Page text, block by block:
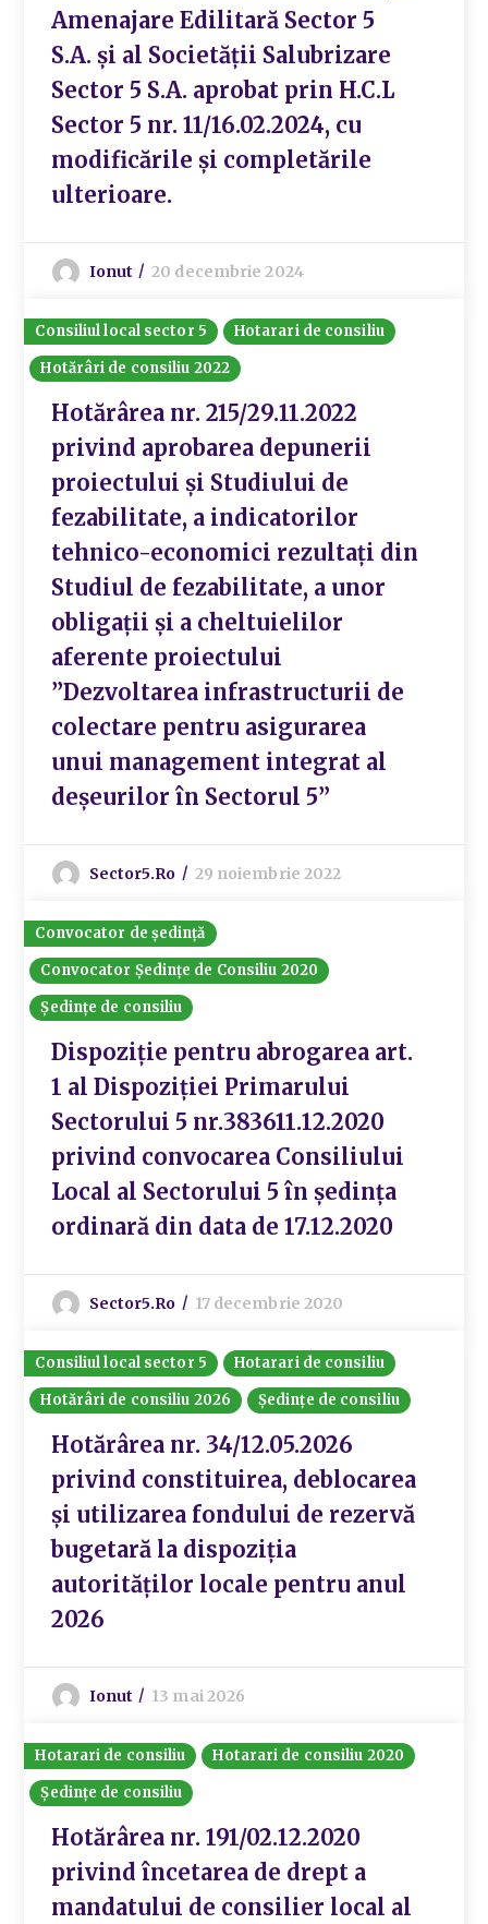
Amenajare Edilitară Sector 5
S.A. și al Societății Salubrizare
Sector 5 S.A. aprobat prin H.C.L
Sector 5 nr. 11/16.02.2024, cu
modificările și completările
ulterioare.
Ionut 20 decembrie 2024
Consiliul local sector 5
Hotarari de consiliu
Hotărâri de consiliu 2022
Hotărârea nr. 215/29.11.2022
privind aprobarea depunerii
proiectului și Studiului de
fezabilitate, a indicatorilor
tehnico-economici rezultați din
Studiul de fezabilitate, a unor
obligații și a cheltuielilor
aferente proiectului
”Dezvoltarea infrastructurii de
colectare pentru asigurarea
unui management integrat al
deșeurilor în Sectorul 5”
Sector5.ro 29 noiembrie 2022
Convocator de ședință
Convocator Ședințe de Consiliu 2020
Ședințe de consiliu
Dispoziție pentru abrogarea art.
1 al Dispoziţiei Primarului
Sectorului 5 nr.383611.12.2020
privind convocarea Consiliului
Local al Sectorului 5 în şedinţa
ordinară din data de 17.12.2020
Sector5.ro 17 decembrie 2020
Consiliul local sector 5
Hotarari de consiliu
Hotărâri de consiliu 2026
Ședințe de consiliu
Hotărârea nr. 34/12.05.2026
privind constituirea, deblocarea
și utilizarea fondului de rezervă
bugetară la dispoziția
autorităților locale pentru anul
2026
Ionut 13 mai 2026
Hotarari de consiliu
Hotarari de consiliu 2020
Ședințe de consiliu
Hotărârea nr. 191/02.12.2020
privind încetarea de drept a
mandatului de consilier local al